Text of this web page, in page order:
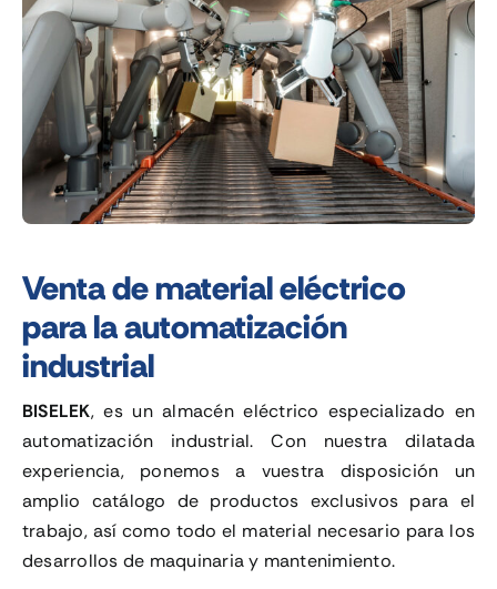
MI CUENTA
CARRITO
Venta de material eléctrico
para la automatización
industrial
BISELEK, es un almacén eléctrico especializado en
automatización industrial. Con nuestra dilatada
experiencia, ponemos a vuestra disposición un
amplio catálogo de productos exclusivos para el
trabajo, así como todo el material necesario para los
desarrollos de maquinaria y mantenimiento.